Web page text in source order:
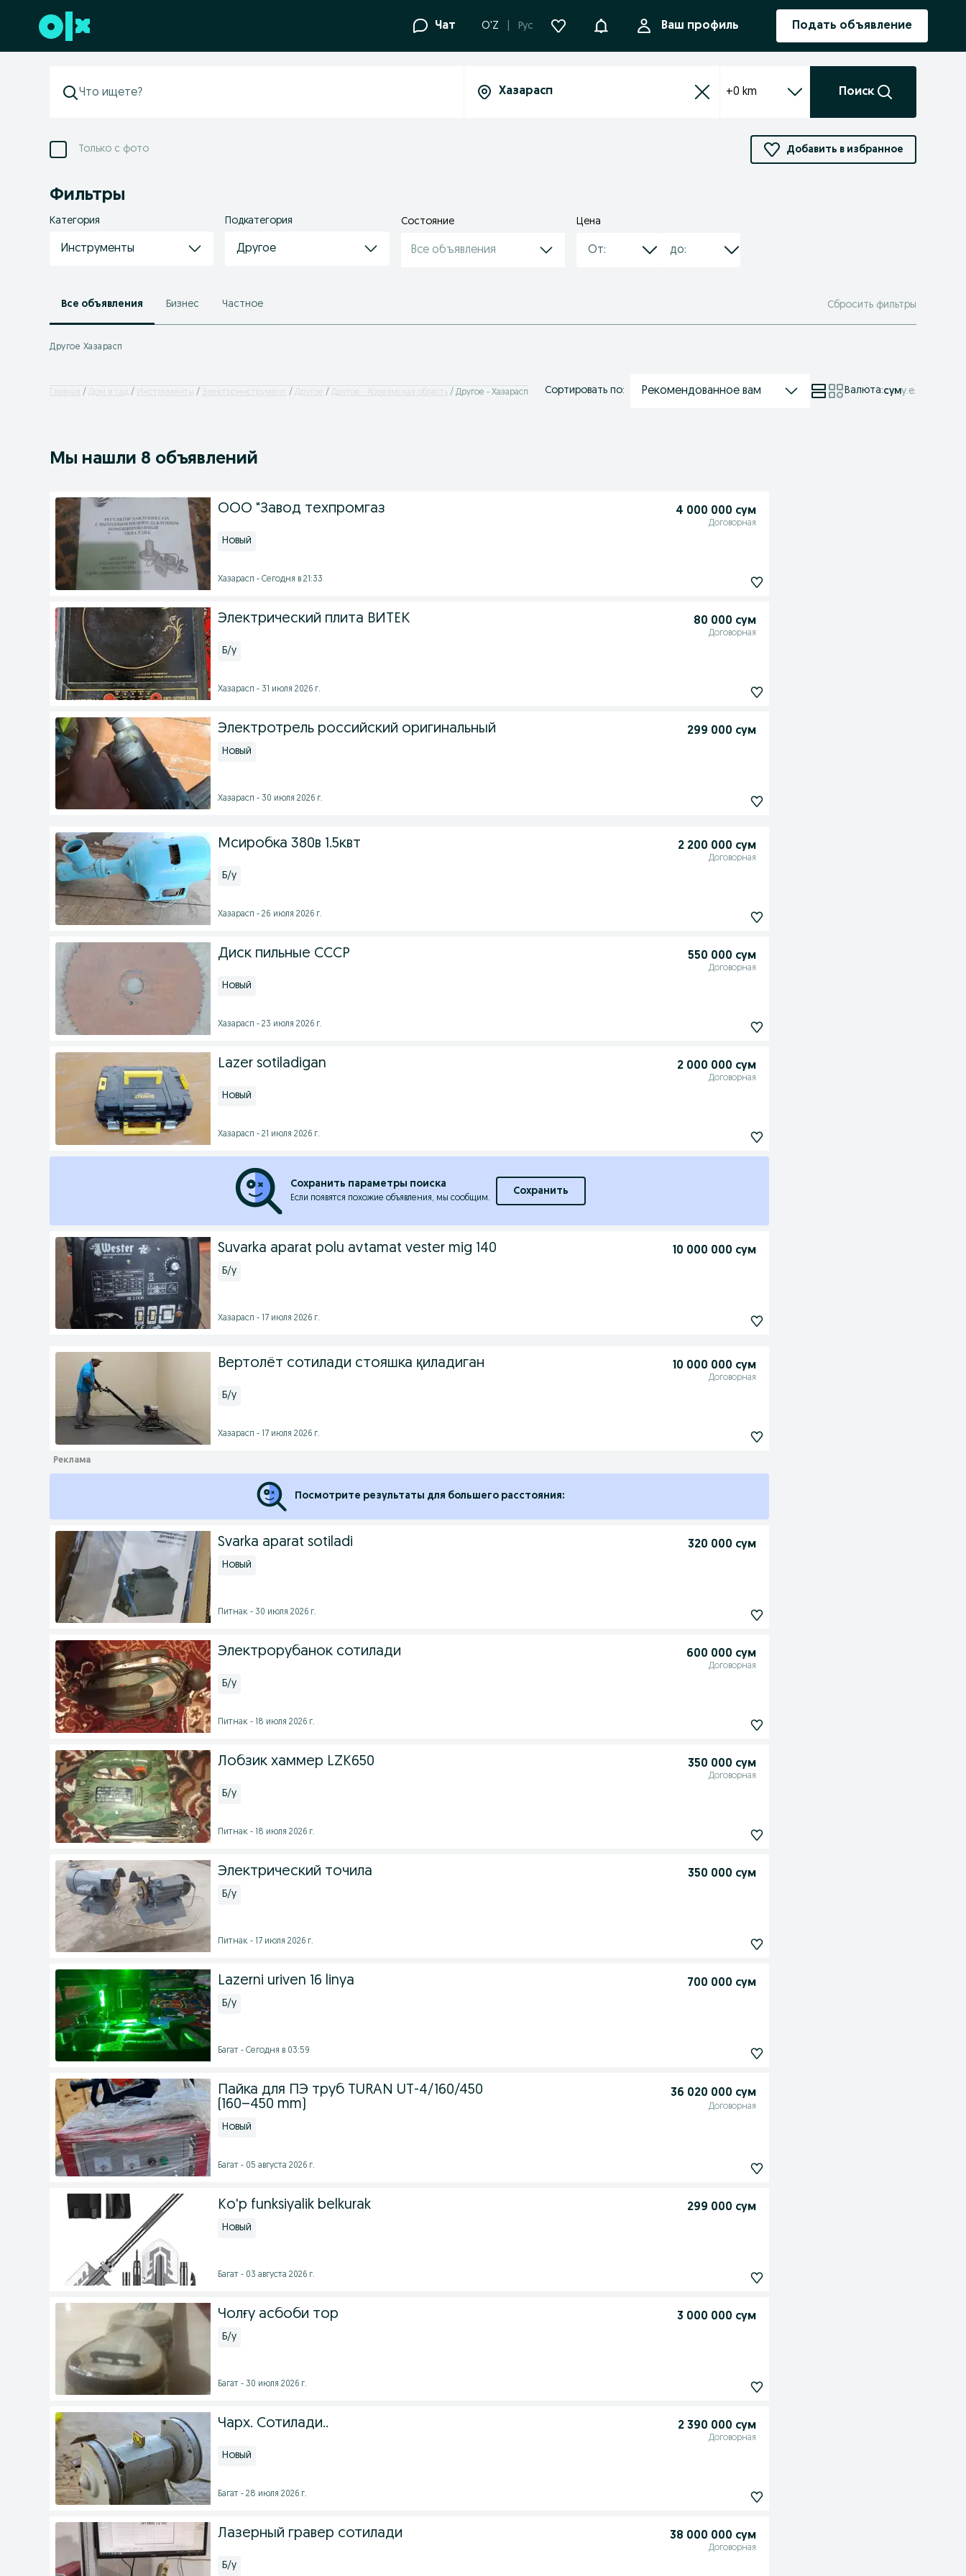
Перейти к нижнему колонтитулу Чат O'Z Рус УведомленияВаш профиль Подать объявление
+0 km Поиск
Только с фото Добавить в избранное
Фильтры
Категория
Инструменты
Подкатегория
Другое
Состояние
Все объявления
Цена
Все объявления Бизнес Частное Сбросить фильтры
Другое Хазарасп
Главная Дом и сад Инструменты Электроинструмент Другое Другое - Хорезмская область Другое - Хазарасп Сортировать по: Рекомендованное вам Валюта:суму.е.
Мы нашли 8 объявлений
ООО "Завод техпромгаз 4 000 000 сум
Договорная
Новый
Хазарасп - Сегодня в 21:33
Электрический плита ВИТЕК 80 000 сум
Договорная
Б/у
Хазарасп - 31 июля 2026 г.
Электротрель российский оригинальный 299 000 сум
Новый
Хазарасп - 30 июля 2026 г.
Мсиробка 380в 1.5квт 2 200 000 сум
Договорная
Б/у
Хазарасп - 26 июля 2026 г.
Диск пильные СССР 550 000 сум
Договорная
Новый
Хазарасп - 23 июля 2026 г.
Lazer sotiladigan 2 000 000 сум
Договорная
Новый
Хазарасп - 21 июля 2026 г.
Сохранить параметры поиска
Если появятся похожие объявления, мы сообщим.
Сохранить
Suvarka aparat polu avtamat vester mig 140 10 000 000 сум
Б/у
Хазарасп - 17 июля 2026 г.
Вертолёт сотилади стояшка қиладиган 10 000 000 сум
Договорная
Б/у
Хазарасп - 17 июля 2026 г.
Посмотрите результаты для большего расстояния:
Svarka aparat sotiladi 320 000 сум
Новый
Питнак - 30 июля 2026 г.
Электрорубанок сотилади 600 000 сум
Договорная
Б/у
Питнак - 18 июля 2026 г.
Лобзик хаммер LZK650 350 000 сум
Договорная
Б/у
Питнак - 18 июля 2026 г.
Электрический точила 350 000 сум
Б/у
Питнак - 17 июля 2026 г.
Lazerni uriven 16 linya 700 000 сум
Б/у
Багат - Сегодня в 03:59
Пайка для ПЭ труб TURAN UT-4/160/450
(160–450 mm)
36 020 000 сум
Договорная
Новый
Багат - 05 августа 2026 г.
Ko'p funksiyalik belkurak 299 000 сум
Новый
Багат - 03 августа 2026 г.
Чолғу асбоби тор 3 000 000 сум
Б/у
Багат - 30 июля 2026 г.
Чарх. Сотилади.. 2 390 000 сум
Договорная
Новый
Багат - 28 июля 2026 г.
Лазерный гравер сотилади 38 000 000 сум
Договорная
Б/у